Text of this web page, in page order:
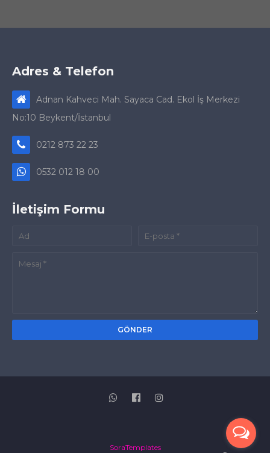
Adres & Telefon
Adnan Kahveci Mah. Sayaca Cad. Ekol İş Merkezi
No:10 Beykent/İstanbul
0212 873 22 23
0532 012 18 00
İletişim Formu
SoraTemplates